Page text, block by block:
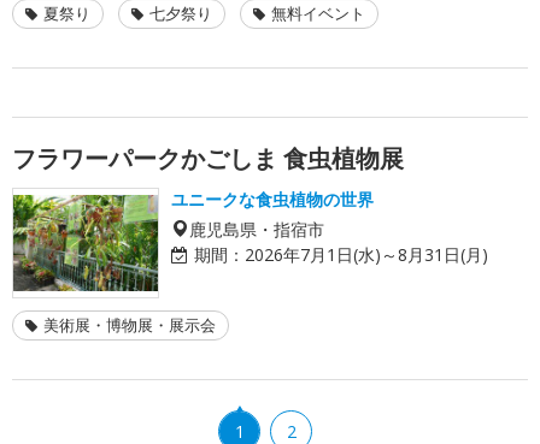
夏祭り 七夕祭り 無料イベント
フラワーパークかごしま 食虫植物展
ユニークな食虫植物の世界
鹿児島県・指宿市
期間： 2026年7月1日(水)～8月31日(月)
美術展・博物展・展示会
1 2